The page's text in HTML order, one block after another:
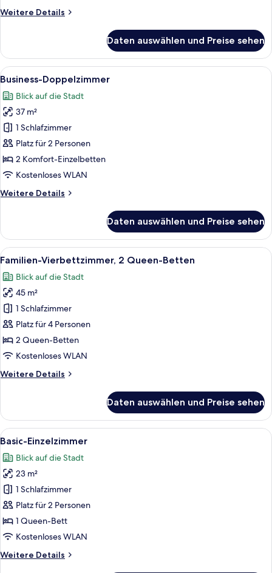
Weitere Details
Weitere
Doppelzimmer,
Mehrere
Betten
Daten auswählen und Preise sehen
Alle
Fotos
für
Business-
Doppelzimmer
anzeigen
Ein modernes Hotelzimmer mit zwei
9
Business-Doppelzimmer
Blick auf die Stadt
37 m²
1 Schlafzimmer
Platz für 2 Personen
2 Komfort-Einzelbetten
Kostenloses WLAN
Weitere Details
Weitere
Doppelzimmer
Daten auswählen und Preise sehen
Alle
Fotos
für
Familien-
Vierbettzimmer,
2 Queen-
Betten
anzeigen
Ein modernes Hotelzimmer mit
8
Familien-Vierbettzimmer, 2 Queen-Betten
Blick auf die Stadt
45 m²
1 Schlafzimmer
Platz für 4 Personen
2 Queen-Betten
Kostenloses WLAN
Weitere Details
Weitere
Vierbettzimmer,
2 Queen-
Betten
Daten auswählen und Preise sehen
Alle
Fotos
für
Basic-
Einzelzimmer
anzeigen
Ein Hotelzimmer mit Bett,
9
Basic-Einzelzimmer
Blick auf die Stadt
23 m²
1 Schlafzimmer
Platz für 2 Personen
1 Queen-Bett
Kostenloses WLAN
Weitere Details
Weitere